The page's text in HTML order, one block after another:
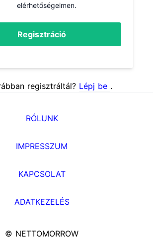
elérhetőségeimen.
Regisztráció
regisztráltál? Lépj be .
RÓLUNK
IMPRESSZUM
KAPCSOLAT
ADATKEZELÉS
© NETTOMORROW